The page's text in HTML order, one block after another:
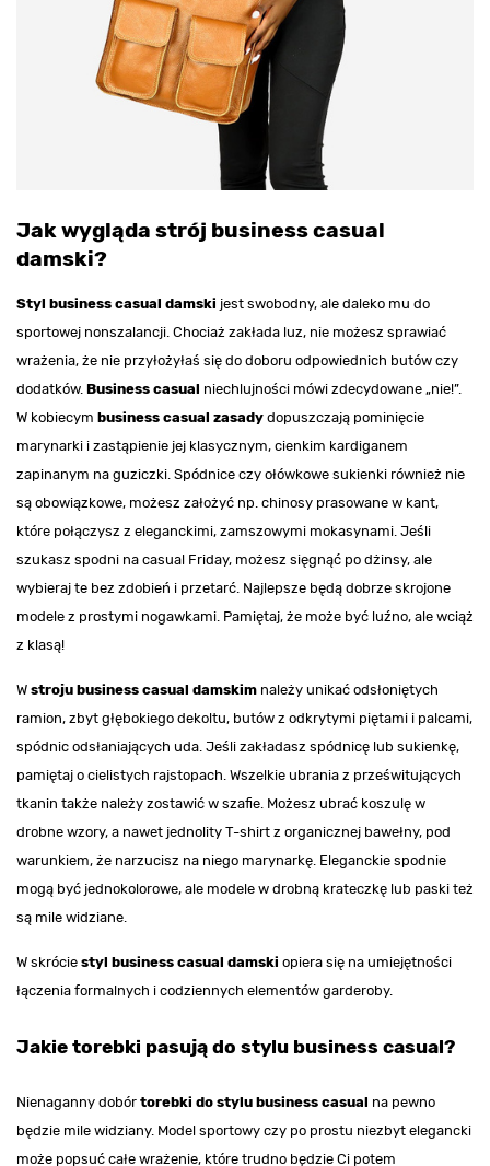
Jak wygląda strój business casual
damski?
Styl business casual damski jest swobodny, ale daleko mu do
sportowej nonszalancji. Chociaż zakłada luz, nie możesz sprawiać
wrażenia, że nie przyłożyłaś się do doboru odpowiednich butów czy
dodatków. Business casual niechlujności mówi zdecydowane „nie!”.
W kobiecym business casual zasady dopuszczają pominięcie
marynarki i zastąpienie jej klasycznym, cienkim kardiganem
zapinanym na guziczki. Spódnice czy ołówkowe sukienki również nie
są obowiązkowe, możesz założyć np. chinosy prasowane w kant,
które połączysz z eleganckimi, zamszowymi mokasynami. Jeśli
szukasz spodni na casual Friday, możesz sięgnąć po dżinsy, ale
wybieraj te bez zdobień i przetarć. Najlepsze będą dobrze skrojone
modele z prostymi nogawkami. Pamiętaj, że może być luźno, ale wciąż
z klasą!
W stroju business casual damskim należy unikać odsłoniętych
ramion, zbyt głębokiego dekoltu, butów z odkrytymi piętami i palcami,
spódnic odsłaniających uda. Jeśli zakładasz spódnicę lub sukienkę,
pamiętaj o cielistych rajstopach. Wszelkie ubrania z prześwitujących
tkanin także należy zostawić w szafie. Możesz ubrać koszulę w
drobne wzory, a nawet jednolity T-shirt z organicznej bawełny, pod
warunkiem, że narzucisz na niego marynarkę. Eleganckie spodnie
mogą być jednokolorowe, ale modele w drobną krateczkę lub paski też
są mile widziane.
W skrócie styl business casual damski opiera się na umiejętności
łączenia formalnych i codziennych elementów garderoby.
Jakie torebki pasują do stylu business casual?
Nienaganny dobór torebki do stylu business casual na pewno
będzie mile widziany. Model sportowy czy po prostu niezbyt elegancki
może popsuć całe wrażenie, które trudno będzie Ci potem